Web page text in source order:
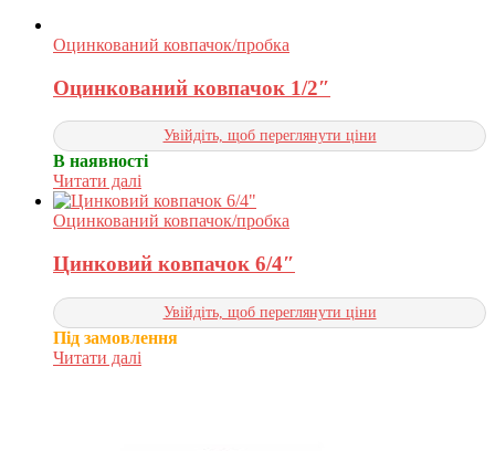
Оцинкований ковпачок/пробка
Оцинкований ковпачок 1/2″
Увійдіть, щоб переглянути ціни
В наявності
Читати далі
Оцинкований ковпачок/пробка
Цинковий ковпачок 6/4″
Увійдіть, щоб переглянути ціни
Під замовлення
Читати далі